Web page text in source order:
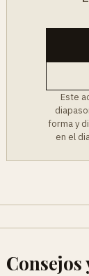
Este
forma y
en el
Consejos